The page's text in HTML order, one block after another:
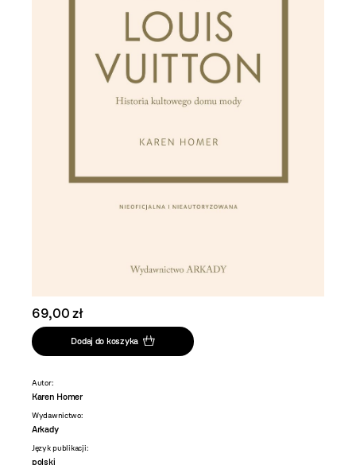
69,00 zł
Dodaj do koszyka
Autor:
Karen Homer
Wydawnictwo:
Arkady
Język publikacji:
polski